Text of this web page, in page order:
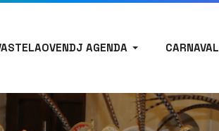
AGENDA CARNAVAL